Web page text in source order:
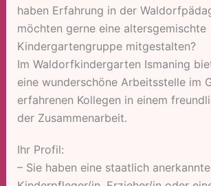
haben Erfahrung in der
möchten gerne eine altersgemischte
Kindergartengruppe mitgestalten?
Im Waldorfkindergarten Ismaning
eine wunderschöne Arbeitsstelle im
erfahrenen Kollegen in einem
der Zusammenarbeit.
Ihr Profil:
– Sie haben eine staatlich